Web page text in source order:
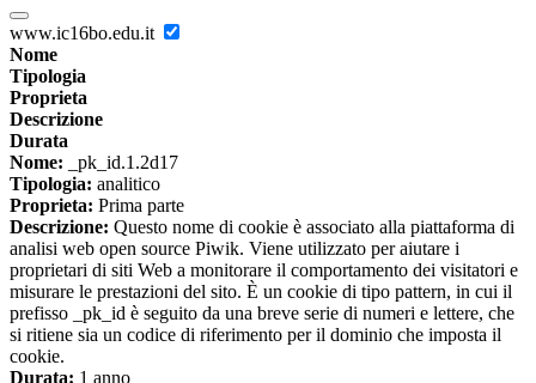
www.ic16bo.edu.it
Nome
Tipologia
Proprieta
Descrizione
Durata
Nome: _pk_id.1.2d17
Tipologia: analitico
Proprieta: Prima parte
Descrizione: Questo nome di cookie è associato alla piattaforma di
analisi web open source Piwik. Viene utilizzato per aiutare i
proprietari di siti Web a monitorare il comportamento dei visitatori e
misurare le prestazioni del sito. È un cookie di tipo pattern, in cui il
prefisso _pk_id è seguito da una breve serie di numeri e lettere, che
si ritiene sia un codice di riferimento per il dominio che imposta il
cookie.
Durata: 1 anno